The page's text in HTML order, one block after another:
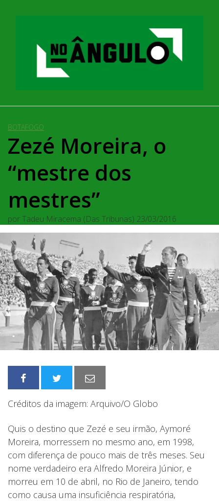
BOTAFOGO
Zezé Moreira, o
“mestre dos
mestres”
porTadeu Miracema (Das Tribunas) 23/03/2016
Créditos da imagem: Arquivo/O Globo
Quis o destino que Zezé e seu irmão, Aymoré
Moreira, morressem no mesmo ano, em 1998,
com diferença de pouco mais de três meses. Seu
nome verdadeiro era Alfredo Moreira Júnior, e
morreu em 10 de abril, no Rio de Janeiro, tendo
como causa uma insuficiência respiratória,